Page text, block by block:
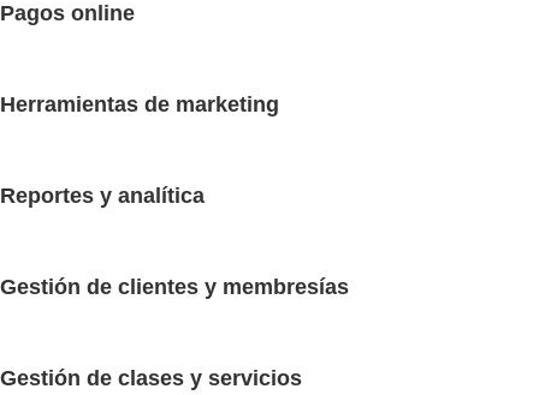
Pagos online
Herramientas de marketing
Reportes y analítica
Gestión de clientes y membresías
Gestión de clases y servicios